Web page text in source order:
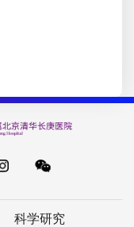
科学研究